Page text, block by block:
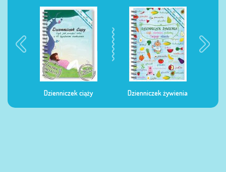
Dzienniczek ciąży Dzienniczek żywienia